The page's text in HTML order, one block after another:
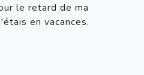
le retard de ma
en vacances.